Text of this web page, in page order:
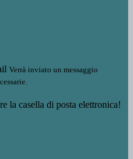
Verrà inviato un messaggio
la casella di posta elettronica!